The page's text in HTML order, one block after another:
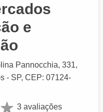
e
Pannocchia, 331,
- SP, CEP: 07124-
3 avaliações